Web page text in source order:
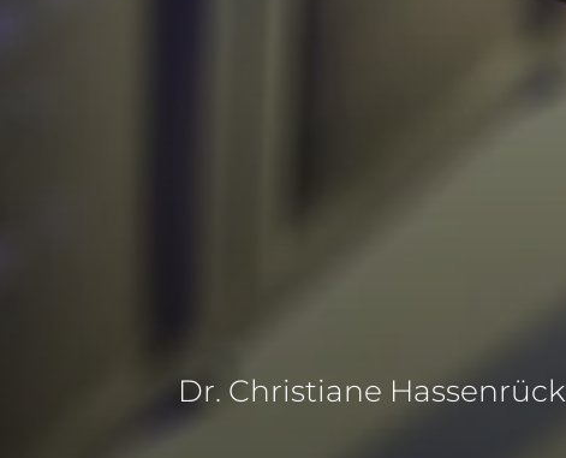
Dr. Christiane Hassenrück